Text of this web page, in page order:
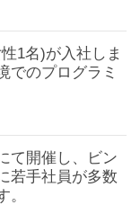
1名)が入社しま
でのプログラミ
て開催し、ビン
若手社員が多数